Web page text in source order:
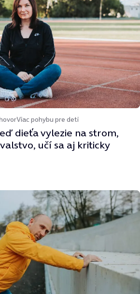
Viac pohybu pre deti
dieťa vylezie na strom,
učí sa aj kriticky